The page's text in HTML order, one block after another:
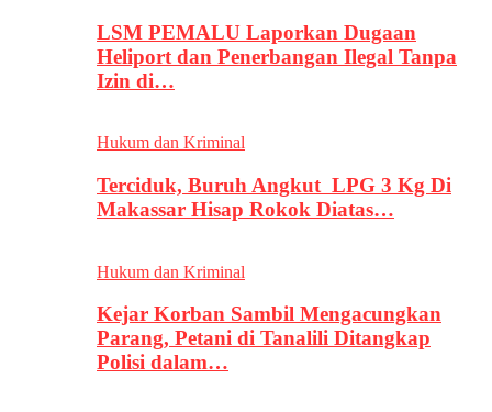
LSM PEMALU Laporkan Dugaan
Heliport dan Penerbangan Ilegal Tanpa
Izin di…
Hukum dan Kriminal
Terciduk, Buruh Angkut LPG 3 Kg Di
Makassar Hisap Rokok Diatas…
Hukum dan Kriminal
Kejar Korban Sambil Mengacungkan
Parang, Petani di Tanalili Ditangkap
Polisi dalam…